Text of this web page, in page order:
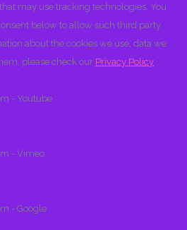
may use tracking technologies. You
below to allow such third party
about the cookies we use, data we
please check our Privacy Policy
- Youtube
- Vimeo
- Google